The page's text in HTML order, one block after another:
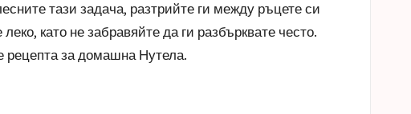
тази задача, разтрийте ги между ръцете си
като не забравяйте да ги разбърквате често.
рецепта за домашна Нутела.